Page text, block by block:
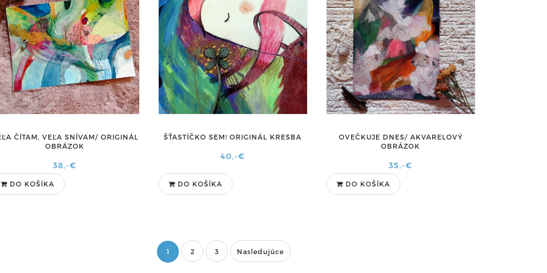
ČÍTAM, VEĽA SNÍVAM/ ORIGINÁL
OBRÁZOK
38,-€
DO KOŠÍKA
ŠŤASTÍČKO SEM! ORIGINÁL KRESBA
40,-€
DO KOŠÍKA
OVEČKUJE DNES/ AKVARELOVÝ
OBRÁZOK
35,-€
DO KOŠÍKA
1 2 3 Nasledujúce